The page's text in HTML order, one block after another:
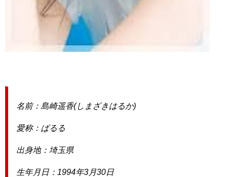
名前：島崎遥香(しまざきはるか)
愛称：ぱるる
出身地：埼玉県
生年月日：1994年3月30日